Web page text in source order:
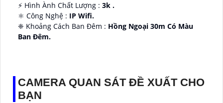
️⚡ Hình Ành Chất Lượng : 3k .
⚛️ Công Nghệ : IP Wifi.
❈ Khoảng Cách Ban Đêm : Hồng Ngoại 30m Có Màu
Ban Ðêm.
CAMERA QUAN SÁT ĐỀ XUẤT CHO
BẠN